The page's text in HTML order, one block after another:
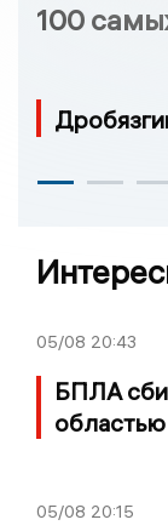
100
05/08 20:43
БПЛА
областью
05/08 20:15